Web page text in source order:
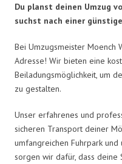
Du planst deinen Umzug
suchst nach einer
Bei Umzugsmeister Moench
Adresse! Wir bieten eine
Beiladungsmöglichkeit, um
zu gestalten.
Unser erfahrenes und
sicheren Transport deiner
umfangreichen Fuhrpark
sorgen wir dafür, dass deine